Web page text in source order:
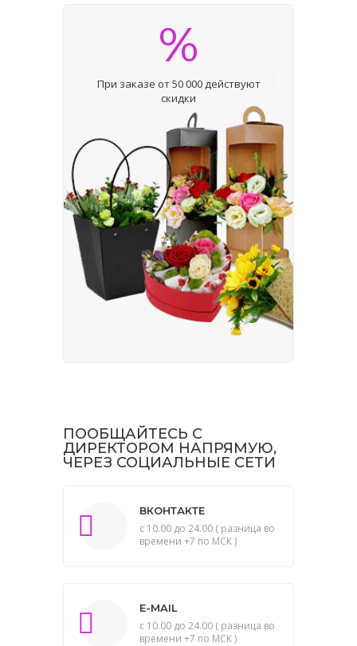
%
При заказе от 50 000 действуют
скидки
ПООБЩАЙТЕСЬ С
ДИРЕКТОРОМ НАПРЯМУЮ,
ЧЕРЕЗ СОЦИАЛЬНЫЕ СЕТИ
ВКОНТАКТЕ
с 10.00 до 24.00 ( разница во
времени +7 по МСК )
E-MAIL
с 10.00 до 24.00 ( разница во
времени +7 по МСК )